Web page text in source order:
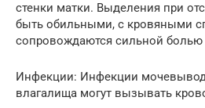
стенки матки. Выделения при
быть обильными, с кровяными
сопровождаются сильной болью
Инфекции: Инфекции
влагалища могут вызывать